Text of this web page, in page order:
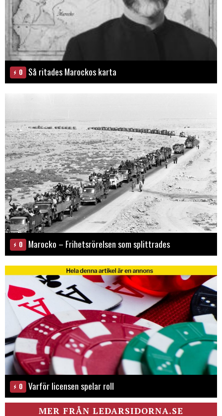
0 Så ritades Marockos karta
0 Marocko – Frihetsrörelsen som splittrades
0 Varför licensen spelar roll
MER FRÅN LEDARSIDORNA.SE